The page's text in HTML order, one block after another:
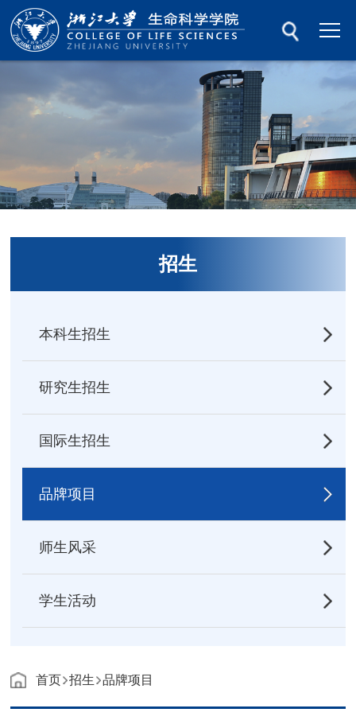
招生
本科生招生
研究生招生
国际生招生
品牌项目
师生风采
学生活动
首页 招生 品牌项目